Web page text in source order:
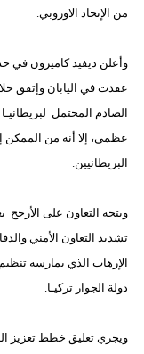
من الإتحاد الاوروبي.
عقدت في اليابان وإتفق
الصادم المحتمل
عظمى، إلا أنه من الممكن
البريطانيين.
ويتجه التعاون على الأرجح
تشديد التعاون الأمني
الإرهاب الذي يمارسه تنظيم
دولة الجوار تركيـا.
ويجري تعليق خطط تعزيز